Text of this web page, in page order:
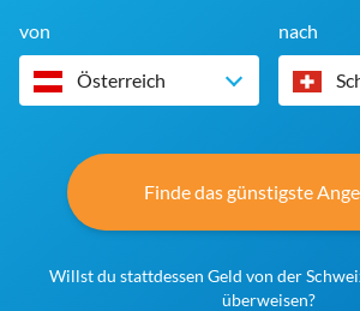
von
Österreich
nach
Finde das günstigste
Willst du stattdessen Geld von der
überweisen?